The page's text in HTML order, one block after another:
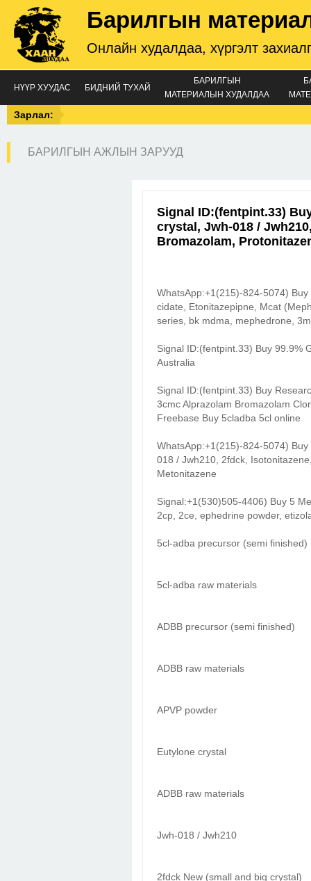
Барилгын
Онлайн худалдаа, хүргэлт
НҮҮР ХУУДАС БИДНИЙ ТУХАЙ
БАРИЛГЫН
МАТЕРИАЛЫН ХУДАЛДАА
Зарлал:
БАРИЛГЫН АЖЛЫН ЗАРУУД
Signal ID:(fentpint.33)
crystal, Jwh-018 /
Bromazolam,
WhatsApp:+1(215)-824-5074)
cidate, Etonitazepipne, Mcat
series, bk mdma, mephedrone,
Signal ID:(fentpint.33) Buy 99.9%
Australia
Signal ID:(fentpint.33) Buy
3cmc Alprazolam Bromazolam
Freebase Buy 5cladba 5cl online
WhatsApp:+1(215)-824-5074)
018 / Jwh210, 2fdck,
Metonitazene
Signal:+1(530)505-4406) Buy 5
2cp, 2ce, ephedrine powder,
5cl-adba precursor (semi finished)
5cl-adba raw materials
ADBB precursor (semi finished)
ADBB raw materials
APVP powder
Eutylone crystal
ADBB raw materials
Jwh-018 / Jwh210
2fdck New (small and big crystal)